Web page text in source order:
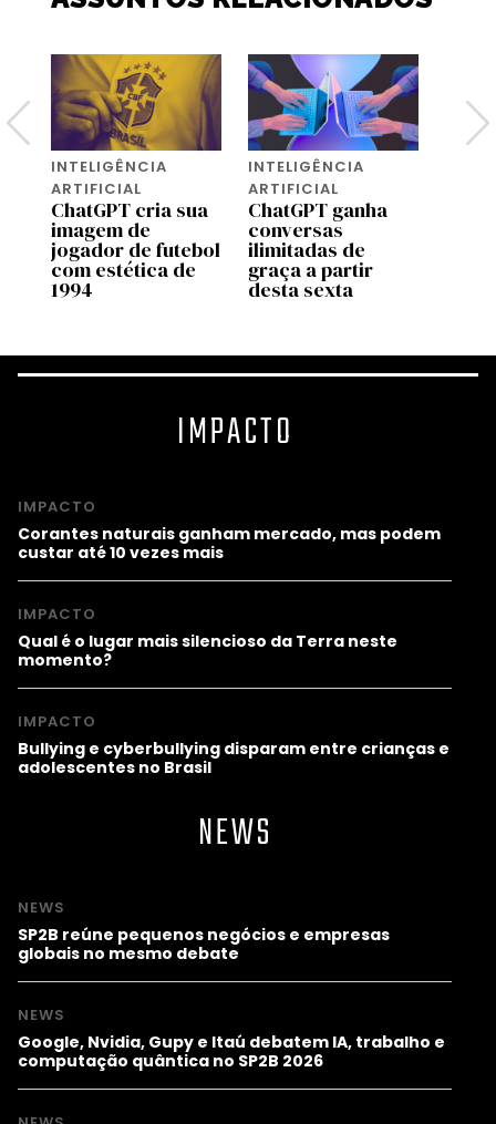
INTELIGÊNCIA
ARTIFICIAL
ChatGPT cria sua
imagem de
jogador de futebol
com estética de
1994
INTELIGÊNCIA
ARTIFICIAL
ChatGPT ganha
conversas
ilimitadas de
graça a partir
desta sexta
IMPACTO
IMPACTO
Corantes naturais ganham mercado, mas podem
custar até 10 vezes mais
IMPACTO
Qual é o lugar mais silencioso da Terra neste
momento?
IMPACTO
Bullying e cyberbullying disparam entre crianças e
adolescentes no Brasil
NEWS
NEWS
SP2B reúne pequenos negócios e empresas
globais no mesmo debate
NEWS
Google, Nvidia, Gupy e Itaú debatem IA, trabalho e
computação quântica no SP2B 2026